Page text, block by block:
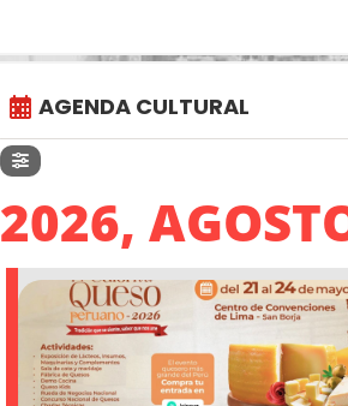
AGENDA CULTURAL
2026,